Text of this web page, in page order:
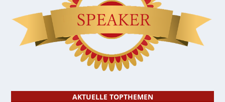
AKTUELLE TOPTHEMEN